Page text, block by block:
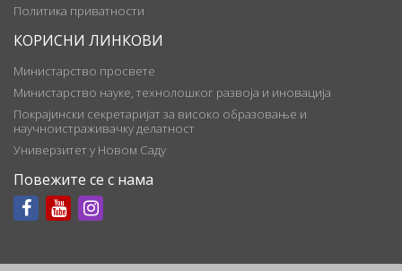
Политика приватности
КОРИСНИ ЛИНКОВИ
Министарство просвете
Министарство науке, технолошког развоја и иновација
Покрајински секретаријат за високо образовање и
научноистраживачку делатност
Универзитет у Новом Саду
Повежите се с нама